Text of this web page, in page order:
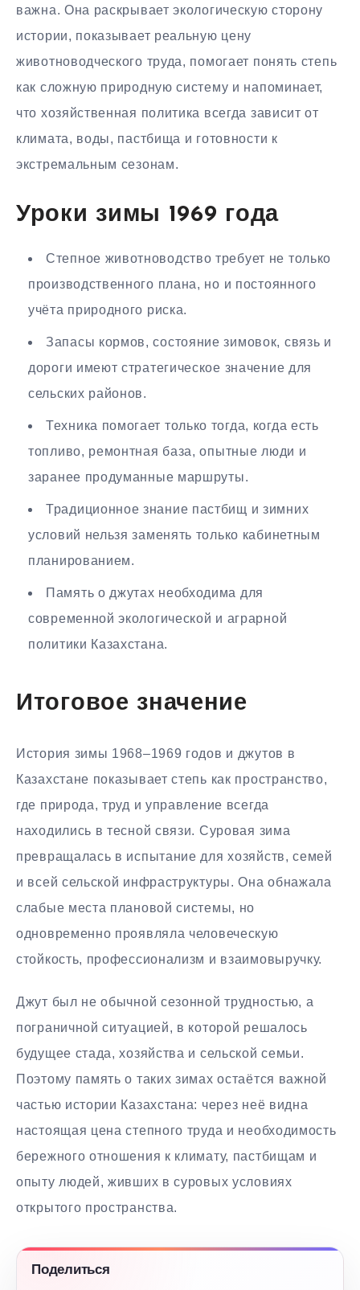
важна. Она раскрывает экологическую сторону
истории, показывает реальную цену
животноводческого труда, помогает понять степь
как сложную природную систему и напоминает,
что хозяйственная политика всегда зависит от
климата, воды, пастбища и готовности к
экстремальным сезонам.
Уроки зимы 1969 года
Степное животноводство требует не только
производственного плана, но и постоянного
учёта природного риска.
Запасы кормов, состояние зимовок, связь и
дороги имеют стратегическое значение для
сельских районов.
Техника помогает только тогда, когда есть
топливо, ремонтная база, опытные люди и
заранее продуманные маршруты.
Традиционное знание пастбищ и зимних
условий нельзя заменять только кабинетным
планированием.
Память о джутах необходима для
современной экологической и аграрной
политики Казахстана.
Итоговое значение
История зимы 1968–1969 годов и джутов в
Казахстане показывает степь как пространство,
где природа, труд и управление всегда
находились в тесной связи. Суровая зима
превращалась в испытание для хозяйств, семей
и всей сельской инфраструктуры. Она обнажала
слабые места плановой системы, но
одновременно проявляла человеческую
стойкость, профессионализм и взаимовыручку.
Джут был не обычной сезонной трудностью, а
пограничной ситуацией, в которой решалось
будущее стада, хозяйства и сельской семьи.
Поэтому память о таких зимах остаётся важной
частью истории Казахстана: через неё видна
настоящая цена степного труда и необходимость
бережного отношения к климату, пастбищам и
опыту людей, живших в суровых условиях
открытого пространства.
Поделиться